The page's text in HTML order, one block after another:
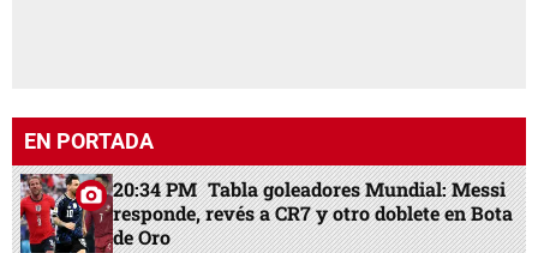
EN PORTADA
20:34 PM Tabla goleadores Mundial: Messi
responde, revés a CR7 y otro doblete en Bota
de Oro